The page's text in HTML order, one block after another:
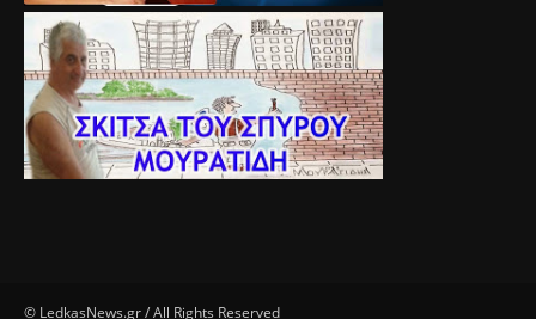
© LedkasNews.gr / All Rights Reserved